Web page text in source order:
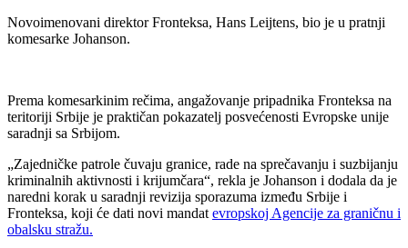
Novoimenovani direktor Fronteksa, Hans Leijtens, bio je u pratnji
komesarke Johanson.
Prema komesarkinim rečima, angažovanje pripadnika Fronteksa na
teritoriji Srbije je praktičan pokazatelj posvećenosti Evropske unije
saradnji sa Srbijom.
„Zajedničke patrole čuvaju granice, rade na sprečavanju i suzbijanju
kriminalnih aktivnosti i krijumčara“, rekla je Johanson i dodala da je
naredni korak u saradnji revizija sporazuma između Srbije i
Fronteksa, koji će dati novi mandat evropskoj Agencije za graničnu i
obalsku stražu.